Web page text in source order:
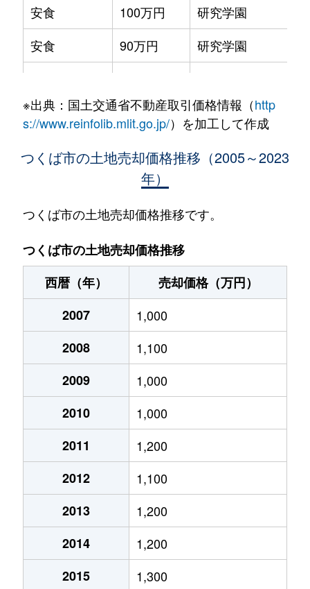
安食
100万円
研究学園
安食
90万円
研究学園
天宝喜
700万円
牛久
1,400万円
稲荷原
1,300万円
牛久
今鹿島
1,900万円
今鹿島
900万円
研究学園
今鹿島
1,300万円
今鹿島
1,600万円
今鹿島
350万円
2,400万円
1,400万円
1,400万円
大曽根
750万円
大曽根
200万円
大曽根
3,900万円
※出典：国土交通省不動産取引価格情報（http
s://www.reinfolib.mlit.go.jp/）を加工して作成
つくば市の土地売却価格推移（2005～2023
年）
つくば市の土地売却価格推移です。
つくば市の土地売却価格推移
西暦（年）
売却価格（万円）
2007
1,000
2008
1,100
2009
1,000
2010
1,000
2011
1,200
2012
1,100
2013
1,200
2014
1,200
2015
1,300